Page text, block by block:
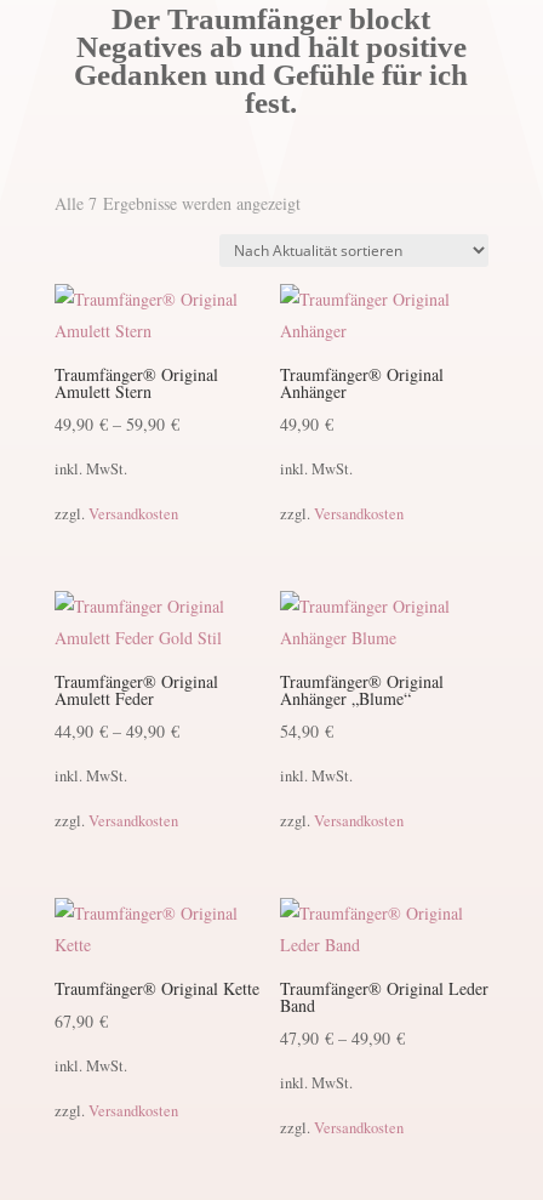
Der Traumfänger blockt
Negatives ab und hält positive
Gedanken und Gefühle für ich
fest.
Alle 7 Ergebnisse werden angezeigtNach
sortiert
Traumfänger® Original
Amulett Stern
49,90 €– 59,90 €
inkl. MwSt.
zzgl. Versandkosten
Traumfänger® Original
Anhänger
49,90€
inkl. MwSt.
zzgl.Versandkosten
Traumfänger® Original
Amulett Feder
44,90 €– 49,90 €
inkl. MwSt.
zzgl. Versandkosten
Traumfänger® Original
Anhänger „Blume“
54,90€
inkl. MwSt.
zzgl.Versandkosten
Traumfänger® Original Kette
67,90 €
inkl. MwSt.
zzgl. Versandkosten
Traumfänger® Original Leder
Band
47,90€ –49,90€
inkl. MwSt.
zzgl.Versandkosten